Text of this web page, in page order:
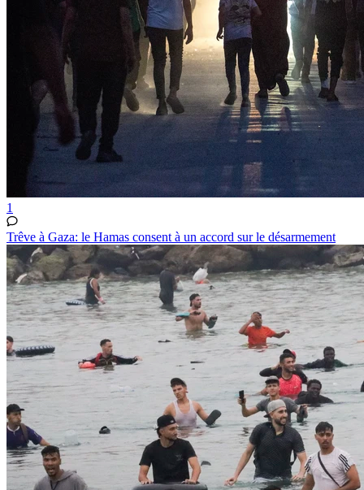
1
Trêve à Gaza: le Hamas consent à un accord sur le désarmement